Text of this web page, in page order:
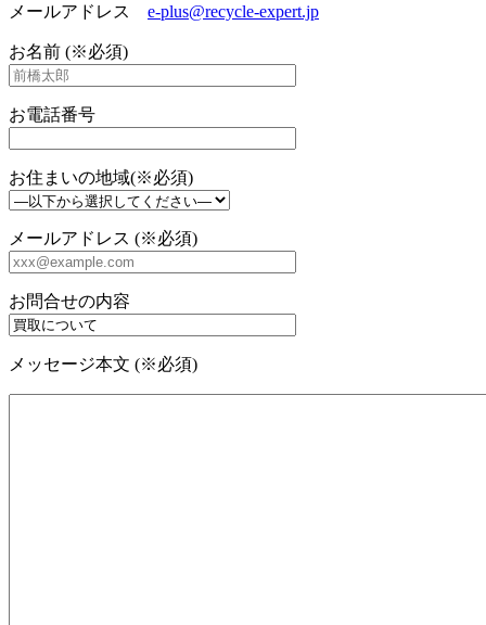
メールアドレス e-plus@recycle-expert.jp
お名前 (※必須)
お電話番号
お住まいの地域(※必須)
メールアドレス (※必須)
お問合せの内容
メッセージ本文 (※必須)